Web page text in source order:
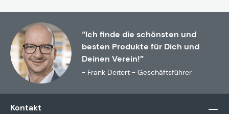
“Ich finde die schönsten und
besten Produkte für Dich und
Deinen Verein!”
- Frank Deitert - Geschäftsführer
Kontakt